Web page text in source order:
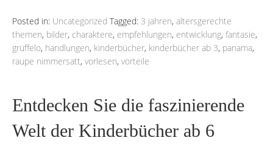
Posted in: Uncategorized Tagged: 3 jahren, altersgerechte
themen, bilder, charaktere, empfehlungen, entwicklung, fantasie,
grüffelo, handlungen, kinderbücher, kinderbücher ab 3, panama,
raupe nimmersatt, vorlesen, vorteile
Entdecken Sie die faszinierende
Welt der Kinderbücher ab 6